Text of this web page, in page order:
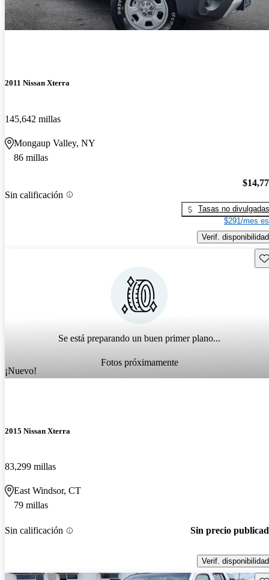
2011 Nissan Xterra
145,642 millas
Mongaup Valley, NY
86 millas
Sin calificación
Tasas no divulgadas
$291/mes
Verif. disponibilidad
Se está preparando un buen primer plano...
Fotos próximamente
¡Nuevo!
2015 Nissan Xterra
83,299 millas
East Windsor, CT
79 millas
Sin calificación Sin precio
Verif. disponibilidad